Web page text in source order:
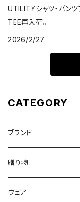
UTILITYシャツ・パン
TEE再入荷。
2026/2/27
CATEGORY
ブランド
DON'T SLEEP
FreshService
贈り物
母の日ギフト
ウェア